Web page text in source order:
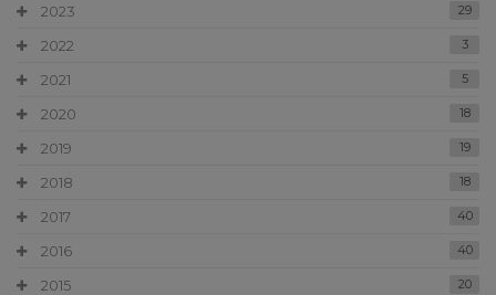
2023 29
2022 3
2021 5
2020 18
2019 19
2018 18
2017 40
2016 40
2015 20